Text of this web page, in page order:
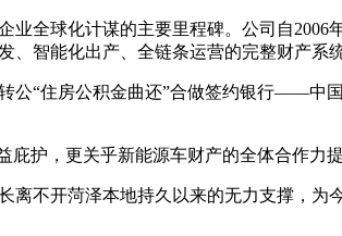
球化计谋的主要里程碑。公司自2006
智能化出产、全链条运营的完整财产系统
“住房公积金曲还”合做签约银行——中
，更关乎新能源车财产的全体合作力
不开菏泽本地持久以来的无力支撑，为